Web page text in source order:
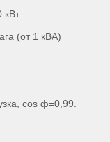
кВт
(от 1 кВА)
cos ф=0,99.